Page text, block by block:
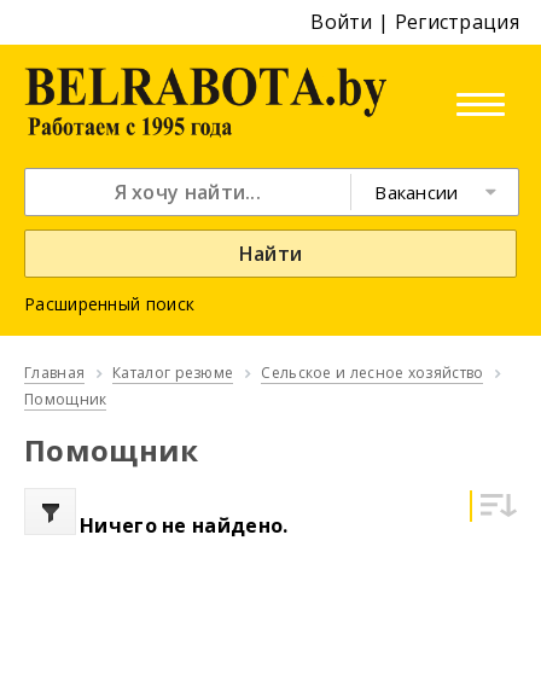
Войти | Регистрация
Вакансии
Найти
Расширенный поиск
Главная Каталог резюме
Сельское и лесное хозяйство
Помощник
Помощник
Ничего не найдено.